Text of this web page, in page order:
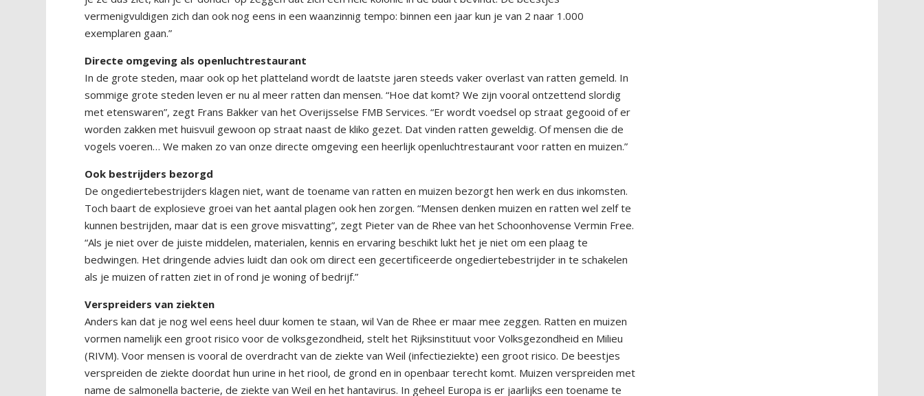
vermenigvuldigen zich dan ook nog eens in een waanzinnig tempo: binnen een jaar kun je van 2 naar 1.000
exemplaren gaan.”
Directe omgeving als openluchtrestaurant
In de grote steden, maar ook op het platteland wordt de laatste jaren steeds vaker overlast van ratten gemeld. In
sommige grote steden leven er nu al meer ratten dan mensen. “Hoe dat komt? We zijn vooral ontzettend slordig
met etenswaren”, zegt Frans Bakker van het Overijsselse FMB Services. “Er wordt voedsel op straat gegooid of er
worden zakken met huisvuil gewoon op straat naast de kliko gezet. Dat vinden ratten geweldig. Of mensen die de
vogels voeren… We maken zo van onze directe omgeving een heerlijk openluchtrestaurant voor ratten en muizen.”
Ook bestrijders bezorgd
De ongediertebestrijders klagen niet, want de toename van ratten en muizen bezorgt hen werk en dus inkomsten.
Toch baart de explosieve groei van het aantal plagen ook hen zorgen. “Mensen denken muizen en ratten wel zelf te
kunnen bestrijden, maar dat is een grove misvatting”, zegt Pieter van de Rhee van het Schoonhovense Vermin Free.
“Als je niet over de juiste middelen, materialen, kennis en ervaring beschikt lukt het je niet om een plaag te
bedwingen. Het dringende advies luidt dan ook om direct een gecertificeerde ongediertebestrijder in te schakelen
als je muizen of ratten ziet in of rond je woning of bedrijf.”
Verspreiders van ziekten
Anders kan dat je nog wel eens heel duur komen te staan, wil Van de Rhee er maar mee zeggen. Ratten en muizen
vormen namelijk een groot risico voor de volksgezondheid, stelt het Rijksinstituut voor Volksgezondheid en Milieu
(RIVM). Voor mensen is vooral de overdracht van de ziekte van Weil (infectieziekte) een groot risico. De beestjes
verspreiden de ziekte doordat hun urine in het riool, de grond en in openbaar terecht komt. Muizen verspreiden met
name de salmonella bacterie, de ziekte van Weil en het hantavirus. In geheel Europa is er jaarlijks een toename te